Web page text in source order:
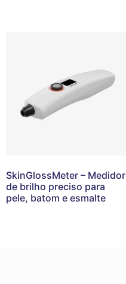
SkinGlossMeter – Medidor
de brilho preciso para
pele, batom e esmalte